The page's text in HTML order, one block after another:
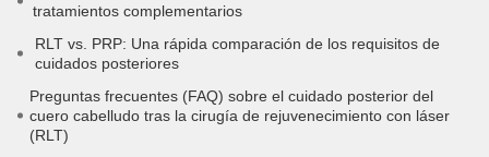
tratamientos complementarios
RLT vs. PRP: Una rápida comparación de los requisitos de
cuidados posteriores
Preguntas frecuentes (FAQ) sobre el cuidado posterior del
cuero cabelludo tras la cirugía de rejuvenecimiento con láser
(RLT)